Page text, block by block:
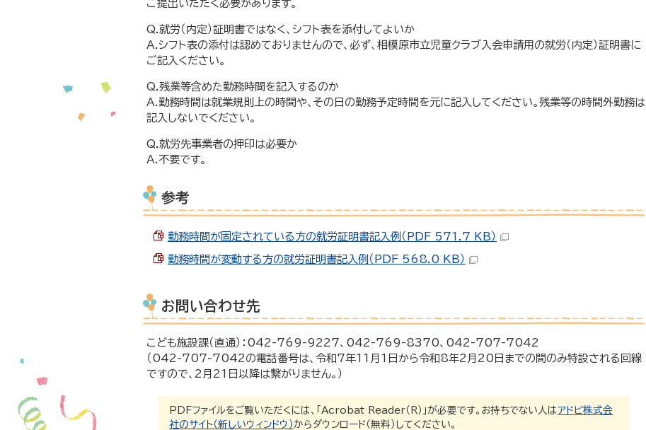
ご提出いただく必要があります。
Q.就労（内定）証明書ではなく、シフト表を添付してよいか
A.シフト表の添付は認めておりませんので、必ず、相模原市立児童クラブ入会申請用の就労（内定）証明書に
ご記入ください。
Q.残業等含めた勤務時間を記入するのか
A.勤務時間は就業規則上の時間や、その日の勤務予定時間を元に記入してください。残業等の時間外勤務は
記入しないでください。
Q.就労先事業者の押印は必要か
A.不要です。
参考
勤務時間が固定されている方の就労証明書記入例（PDF 571.7 KB）
勤務時間が変動する方の就労証明書記入例（PDF 568.0 KB）
お問い合わせ先
こども施設課（直通）：042-769-9227、042-769-8370、042-707-7042
（042-707-7042の電話番号は、令和7年11月1日から令和8年2月20日までの間のみ特設される回線
ですので、2月21日以降は繋がりません。）
PDFファイルをご覧いただくには、「Acrobat Reader（R）」が必要です。お持ちでない人はアドビ株式会
社のサイト（新しいウィンドウ） からダウンロード（無料）してください。